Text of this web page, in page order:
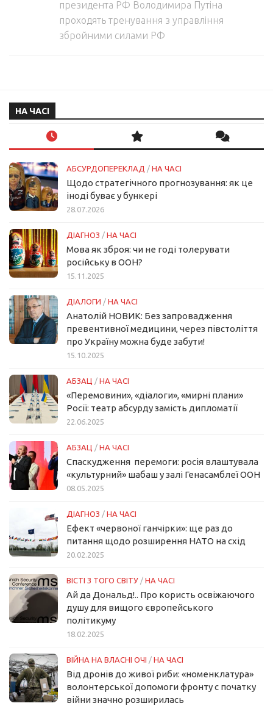
президента РФ Володимира Путіна
проходять тренування з управління
збройними силами РФ
НА ЧАСІ
АБСУРДОПЕРЕКЛАД / НА ЧАСІ
Щодо стратегічного прогнозування: як це
іноді буває у бункері
28.07.2026
ДІАГНОЗ / НА ЧАСІ
Мова як зброя: чи не годі толерувати
російську в ООН?
15.11.2025
ДІАЛОГИ / НА ЧАСІ
Анатолій НОВИК: Без запровадження
превентивної медицини, через півстоліття
про Україну можна буде забути!
15.10.2025
АБЗАЦ / НА ЧАСІ
«Перемовини», «діалоги», «мирні плани»
Росії: театр абсурду замість дипломатії
22.06.2025
АБЗАЦ / НА ЧАСІ
Спаскудження перемоги: росія влаштувала
«культурний» шабаш у залі Генасамблеї ООН
08.05.2025
ДІАГНОЗ / НА ЧАСІ
Ефект «червоної ганчірки»: ще раз до
питання щодо розширення НАТО на схід
20.02.2025
ВІСТІ З ТОГО СВІТУ / НА ЧАСІ
Ай да Дональд!.. Про користь освіжаючого
душу для вищого європейського
політикуму
18.02.2025
ВІЙНА НА ВЛАСНІ ОЧІ / НА ЧАСІ
Від дронів до живої риби: «номенклатура»
волонтерської допомоги фронту с початку
війни значно розширилась